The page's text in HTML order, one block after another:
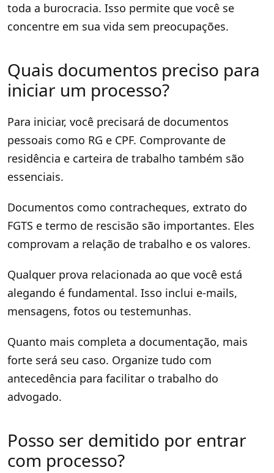
toda a burocracia. Isso permite que você se
concentre em sua vida sem preocupações.
Quais documentos preciso para
iniciar um processo?
Para iniciar, você precisará de documentos
pessoais como RG e CPF. Comprovante de
residência e carteira de trabalho também são
essenciais.
Documentos como contracheques, extrato do
FGTS e termo de rescisão são importantes. Eles
comprovam a relação de trabalho e os valores.
Qualquer prova relacionada ao que você está
alegando é fundamental. Isso inclui e-mails,
mensagens, fotos ou testemunhas.
Quanto mais completa a documentação, mais
forte será seu caso. Organize tudo com
antecedência para facilitar o trabalho do
advogado.
Posso ser demitido por entrar
com processo?